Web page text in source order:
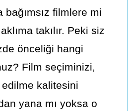
filmlere mi
takılır. Peki siz
önceliği hangi
Film seçiminizi,
kalitesini
yana mı yoksa o